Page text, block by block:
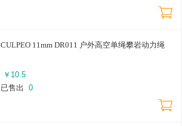
CULPEO 11mm DR011 户外高空单绳攀岩动力绳
￥ 10.5
已售出
0